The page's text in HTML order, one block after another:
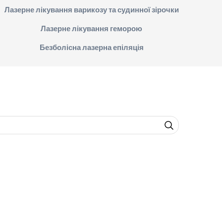
Лазерне лікування варикозу та судинної зірочки
Лазерне лікування геморою
Безболісна лазерна епіляція